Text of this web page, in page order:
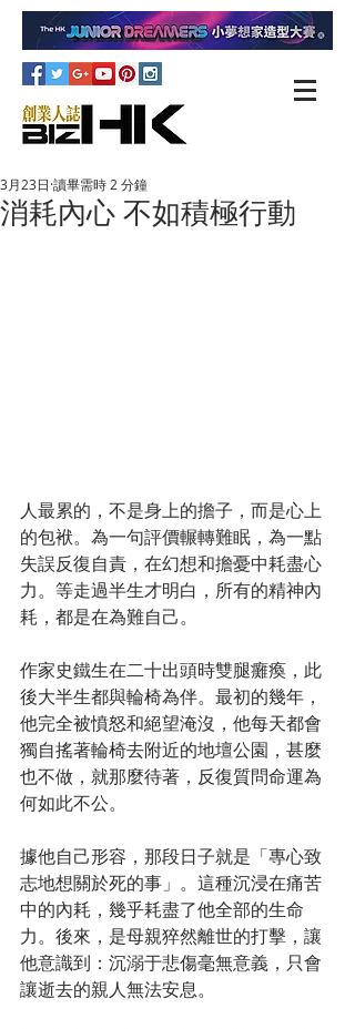
消耗內心 不如積極行動
3月23日 讀畢需時 2 分鐘
人最累的，不是身上的擔子，而是心上
的包袱。為一句評價輾轉難眠，為一點
失誤反復自責，在幻想和擔憂中耗盡心
力。等走過半生才明白，所有的精神內
耗，都是在為難自己。
作家史鐵生在二十出頭時雙腿癱瘓，此
後大半生都與輪椅為伴。最初的幾年，
他完全被憤怒和絕望淹沒，他每天都會
獨自搖著輪椅去附近的地壇公園，甚麼
也不做，就那麼待著，反復質問命運為
何如此不公。
據他自己形容，那段日子就是「專心致
志地想關於死的事」。這種沉浸在痛苦
中的內耗，幾乎耗盡了他全部的生命
力。後來，是母親猝然離世的打擊，讓
他意識到：沉溺于悲傷毫無意義，只會
讓逝去的親人無法安息。